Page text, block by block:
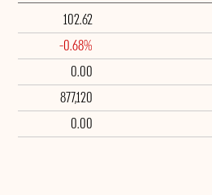
102.62
-0.68%
0.00
877,120
0.00